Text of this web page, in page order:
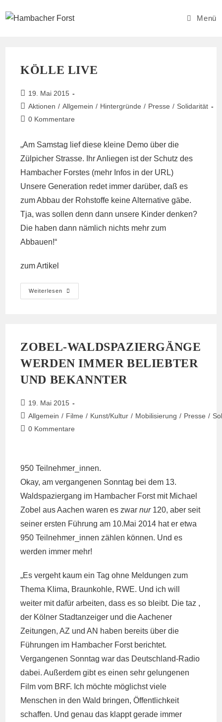
Inhalt
Menü
KÖLLE LIVE
Beitrag
veröffentlicht:
19. Mai 2015
Beitrags-
Kategorie:
Aktionen / Allgemein / Hintergründe / Presse / Solidarität
Beitrags-
0 Kommentare
„Am Samstag lief diese kleine Demo über die
Zülpicher Strasse. Ihr Anliegen ist der Schutz des
Hambacher Forstes (mehr Infos in der URL)
Unsere Generation redet immer darüber, daß es
zum Abbau der Rohstoffe keine Alternative gäbe.
Tja, was sollen denn dann unsere Kinder denken?
Die haben dann nämlich nichts mehr zum
Abbauen!“
zum Artikel
Weiterlesen
Kölle
Live
ZOBEL-WALDSPAZIERGÄNGE
WERDEN IMMER BELIEBTER
UND BEKANNTER
Beitrag
veröffentlicht:
19. Mai 2015
Beitrags-
Kategorie:
Allgemein / Filme / Kunst/Kultur / Mobilisierung / Presse /
Beitrags-
0 Kommentare
950 Teilnehmer_innen.
Okay, am vergangenen Sonntag bei dem 13.
Waldspaziergang im Hambacher Forst mit Michael
Zobel aus Aachen waren es zwarnur120, aber seit
seiner ersten Führung am 10.Mai 2014 hat er etwa
950 Teilnehmer_innen zählen können. Und es
werden immer mehr!
„Es vergeht kaum ein Tag ohne Meldungen zum
Thema Klima, Braunkohle, RWE. Und ich will
weiter mit dafür arbeiten, dass es so bleibt. Die taz ,
der Kölner Stadtanzeiger und die Aachener
Zeitungen, AZ und AN haben bereits über die
Führungen im Hambacher Forst berichtet.
Vergangenen Sonntag war das Deutschland-Radio
dabei. Außerdem gibt es einen sehr gelungenen
Film vom BRF. Ich möchte möglichst viele
Menschen in den Wald bringen, Öffentlichkeit
schaffen. Und genau das klappt gerade immer